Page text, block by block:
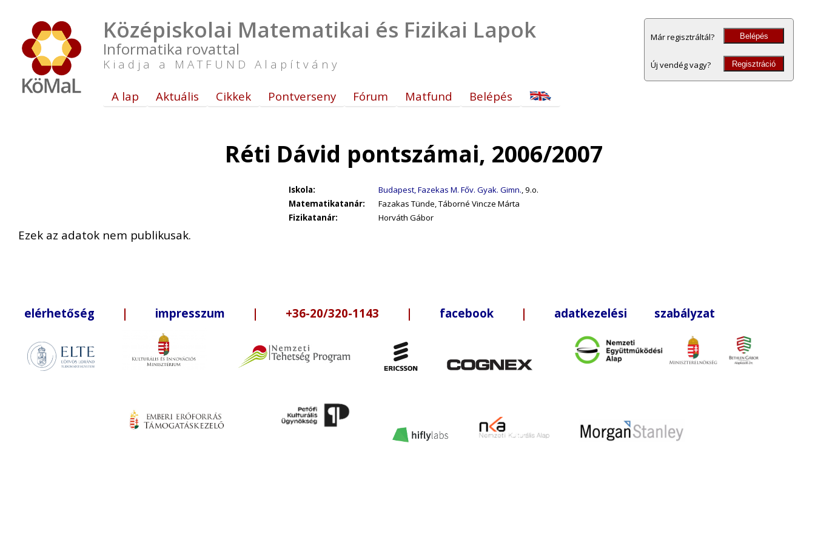
Középiskolai Matematikai és Fizikai Lapok
Informatika rovattal
Kiadja a MATFUND Alapítvány
Már regisztráltál? Belépés
Új vendég vagy? Regisztráció
A lap Aktuális Cikkek Pontverseny Fórum Matfund Belépés
Réti Dávid pontszámai, 2006/2007
Iskola: Budapest, Fazekas M. Főv. Gyak. Gimn., 9.o.
Matematikatanár:
Fazakas Tünde, Táborné Vincze Márta
Fizikatanár:
Horváth Gábor
Ezek az adatok nem publikusak.
elérhetőség | impresszum | +36-20/320-1143 | facebook | adatkezelési szabályzat